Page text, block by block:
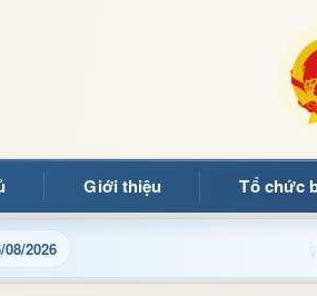
Giới thiệu Tổ chức
2026
bạn đọc đến với Trang thông tin